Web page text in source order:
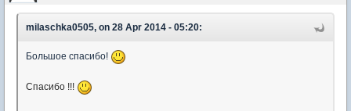
milaschka0505, on 28 Apr 2014 - 05:20:
Большое спасибо!
Спасибо !!!